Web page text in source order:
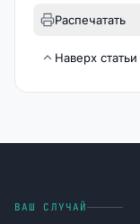
Распечатать
Наверх статьи
ВАШ СЛУЧАЙ